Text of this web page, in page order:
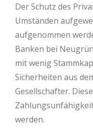
Der Schutz des
Umständen
aufgenommen
Banken bei
mit wenig
Sicherheiten aus
Gesellschafter.
werden.